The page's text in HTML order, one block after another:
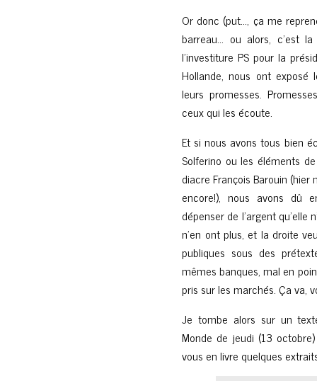
Or donc (put…, ça me
barreau… ou alors, c’est
l’investiture PS pour la
Hollande, nous ont
leurs promesses.
ceux qui les écoute.
Et si nous avons tous bien
Solferino ou les éléments
diacre François Barouin
encore!), nous avons dû
dépenser de l’argent
n’en ont plus, et la droite
publiques sous des
mêmes banques, mal en
pris sur les marchés. Ça va,
Je tombe alors sur un
Monde de jeudi (13
vous en livre quelques